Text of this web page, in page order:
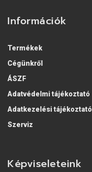
Információk
Termékek
Cégünkről
ÁSZF
Adatvédelmi tájékoztató
Adatkezelési tájékoztató
Szerviz
Képviseleteink